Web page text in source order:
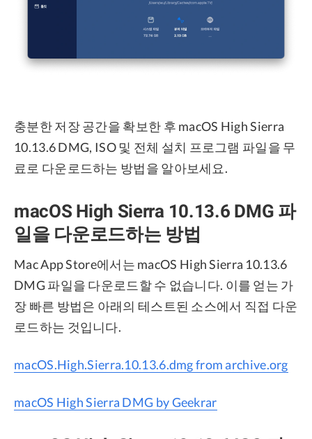
충분한 저장 공간을 확보한 후 macOS High Sierra
10.13.6 DMG, ISO 및 전체 설치 프로그램 파일을 무
료로 다운로드하는 방법을 알아보세요.
macOS High Sierra 10.13.6 DMG 파
일을 다운로드하는 방법
Mac App Store에서는 macOS High Sierra 10.13.6
DMG 파일을 다운로드할 수 없습니다. 이를 얻는 가
장 빠른 방법은 아래의 테스트된 소스에서 직접 다운
로드하는 것입니다.
macOS.High.Sierra.10.13.6.dmg from archive.org
macOS High Sierra DMG by Geekrar